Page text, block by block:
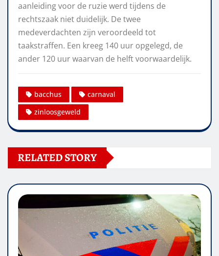
aanleiding voor de ruzie werd tijdens de
rechtszaak niet duidelijk. De twee
medeverdachten zijn veroordeeld tot
taakstraffen. Een kreeg 140 uur opgelegd, de
ander 120 uur waarvan de helft voorwaardelijk.
bacchus
carnaval
zinloosgeweld
RELATED STORY